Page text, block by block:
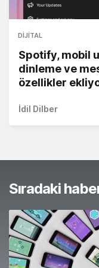
DIJITAL
Spotify, mobil
dinleme ve
özellikler
İdil Dilber
Sıradaki